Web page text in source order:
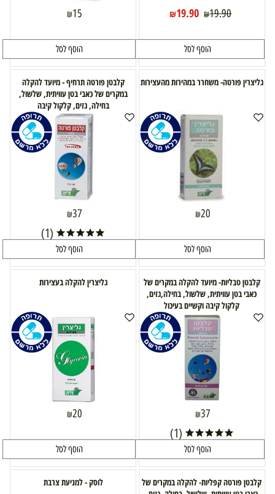
₪19.90
₪19.90
הוסף לסל
₪15
הוסף לסל
גליצרין פורטה- משחרר במהירות מהעצירות
₪20
הוסף לסל
קלבטן פורטה תרחיף - מיועד להקלה
במקרים של כאבי בטן עוויתית, שלשול,
בחילה, גזים, קלקול קיבה
₪37
(1)
הוסף לסל
קלבטן טבליות- מיועד להקלה במקרים של
כאבי בטן עוויתית, שלשול, בחילה,גזים,
קלקול קיבה וקשיים בעיכול
₪37
(1)
הוסף לסל
גליצרין להקלה בעצירות
₪20
הוסף לסל
קלבטן פורטה קפליות- להקלה במקרים של
לוסק - למניעת צרבת